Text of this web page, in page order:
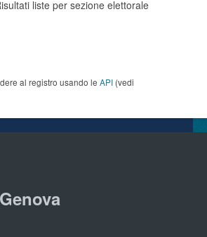
liste per sezione elettorale
al registro usando le API (vedi